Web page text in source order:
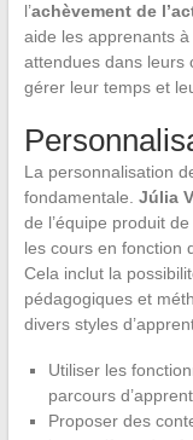
l’achèvement de
aide les apprenants
attendues dans leurs
gérer leur temps et
La personnalisation
fondamentale. Júlia
de l’équipe produit
les cours en fonction
Cela inclut la
pédagogiques et
divers styles
Utiliser les
parcours
Proposer des